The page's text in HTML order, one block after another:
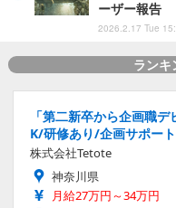
ーザー報告
2026.2.17 Tue
ランキ
「第二新卒から企画職
K/研修あり/企画サポート
株式会社Tetote
神奈川県
月給27万円～34万円